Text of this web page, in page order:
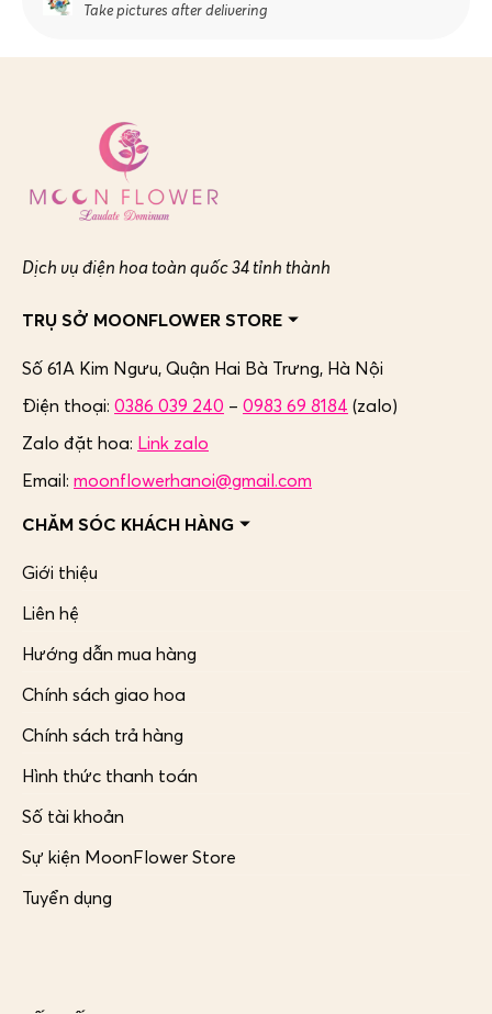
Take pictures after delivering
Dịch vụ điện hoa toàn quốc 34 tỉnh thành
TRỤ SỞ MOONFLOWER STORE
Số 61A Kim Ngưu, Quận Hai Bà Trưng, Hà Nội
Điện thoại: 0386 039 240 – 0983 69 8184 (zalo)
Zalo đặt hoa: Link zalo
Email: moonflowerhanoi@gmail.com
CHĂM SÓC KHÁCH HÀNG
Giới thiệu
Liên hệ
Hướng dẫn mua hàng
Chính sách giao hoa
Chính sách trả hàng
Hình thức thanh toán
Số tài khoản
Sự kiện MoonFlower Store
Tuyển dụng